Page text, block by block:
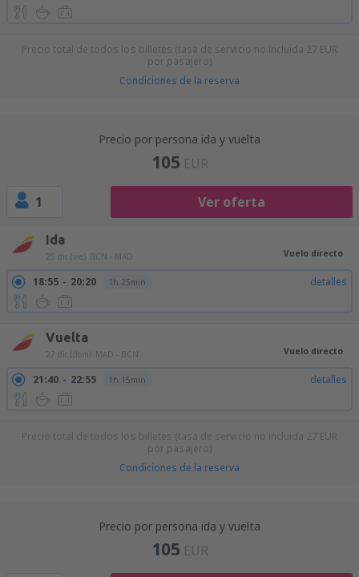
Precio total de todos los billetes (tasa de servicio no incluida 27 EUR
por pasajero)
Condiciones de la reserva
Precio por persona ida y vuelta
105 EUR
1 Ver oferta
Ida
25 dic (vie) BCN - MAD Vuelo directo
18:55 20:20 1h 25min detalles
Vuelta
27 dic (dom) MAD - BCN Vuelo directo
21:40 22:55 1h 15min detalles
Precio total de todos los billetes (tasa de servicio no incluida 27 EUR
por pasajero)
Condiciones de la reserva
Precio por persona ida y vuelta
105 EUR